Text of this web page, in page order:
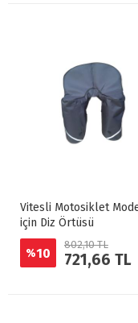
Vitesli Motosiklet
için Diz Örtüsü
%10
802,10 TL
721,66 TL